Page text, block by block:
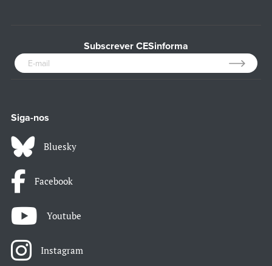
Subscrever CESinforma
Siga-nos
Bluesky
Facebook
Youtube
Instagram